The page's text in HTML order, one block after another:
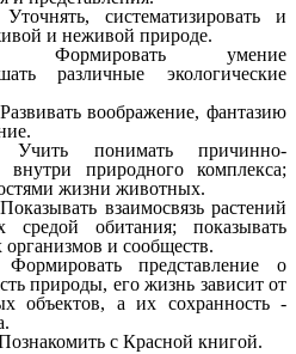
Уточнять, систематизировать и
и неживой природе.
Формировать умение
различные экологические
Развивать воображение, фантазию
Учить понимать причинно-
внутри природного комплекса;
жизни животных.
Показывать взаимосвязь растений
обитания; показывать
и сообществ.
Формировать представление о
природы, его жизнь зависит от
объектов, а их сохранность -
с Красной книгой.